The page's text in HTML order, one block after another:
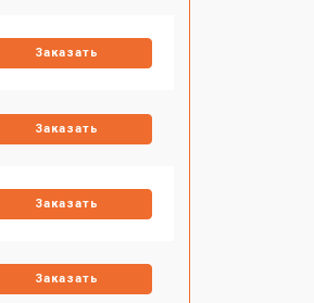
Заказать
Заказать
Заказать
Заказать